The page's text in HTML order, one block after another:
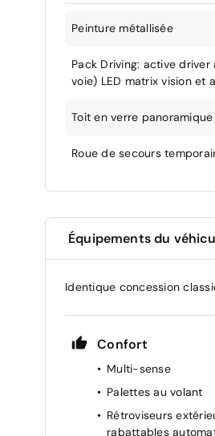
Peinture métallisée
Pack Driving: active
voie) LED matrix vision et
Toit en verre
Roue de secours
Équipements du
Identique concession
Confort
Multi-sense
Palettes au volant
Rétroviseurs
rabattables